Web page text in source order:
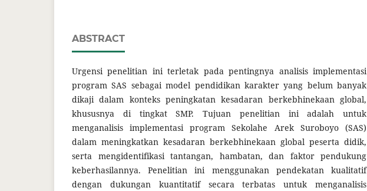
ABSTRACT
Urgensi penelitian ini terletak pada pentingnya analisis implementasi
program SAS sebagai model pendidikan karakter yang belum banyak
dikaji dalam konteks peningkatan kesadaran berkebhinekaan global,
khususnya di tingkat SMP. Tujuan penelitian ini adalah untuk
menganalisis implementasi program Sekolahe Arek Suroboyo (SAS)
dalam meningkatkan kesadaran berkebhinekaan global peserta didik,
serta mengidentifikasi tantangan, hambatan, dan faktor pendukung
keberhasilannya. Penelitian ini menggunakan pendekatan kualitatif
dengan dukungan kuantitatif secara terbatas untuk menganalisis